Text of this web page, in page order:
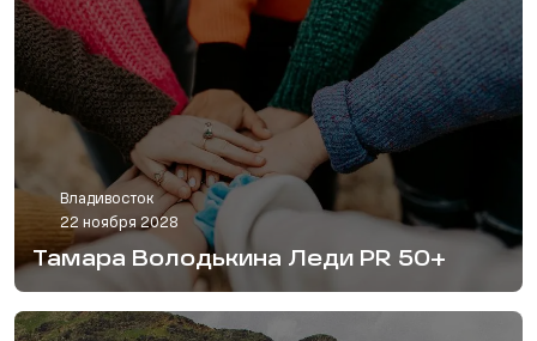
Владивосток
22 ноября 2028
Тамара Володькина Леди PR 50+